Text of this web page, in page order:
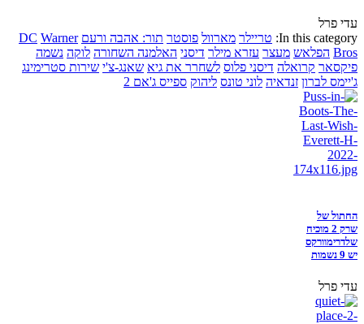
עדי פרל
In this category: טריילר מארוול פוסטר תור: אהבה ורעם DC Warner
Bros הפלאש מעצר עזרא מילר דיסני האלמנה השחורה לוקה נשמה
פיקסאר קרואלה דיסני פלוס לשחרר את גיא שאנג-צ'י שירות סטרימינג
ג'יימס לברון זנדאיה לוני טונס ליהוק ספייס ג'אם 2
החתול של
שרק 2 מוכיח
שלדרימוורקס
יש 9 נשמות
עדי פרל